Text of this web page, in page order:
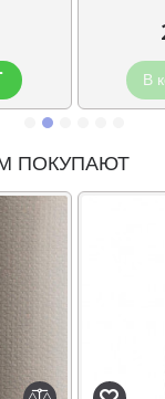
В
ПОКУПАЮТ